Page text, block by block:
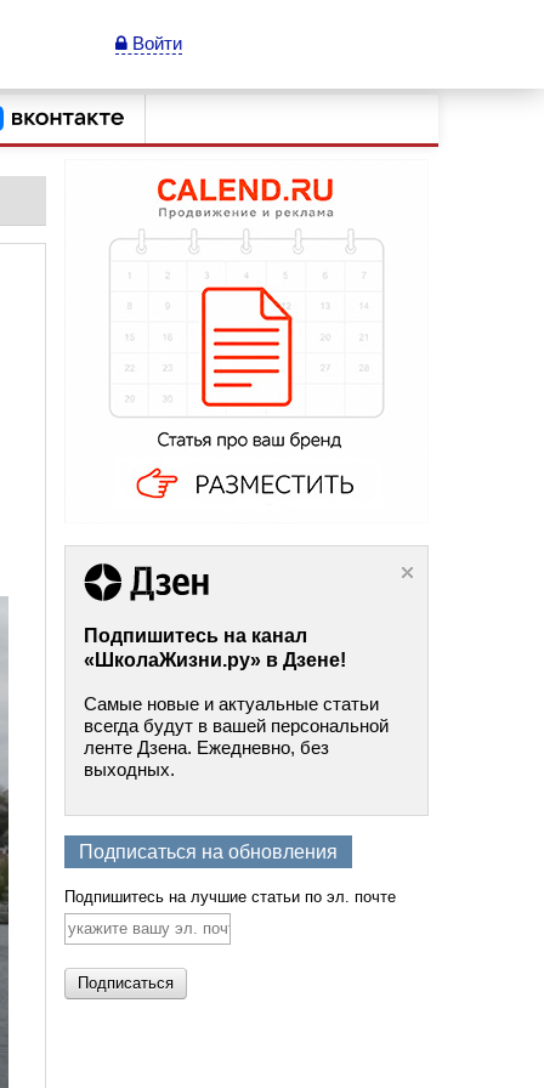
Войти
Подпишитесь на канал
«ШколаЖизни.ру» в Дзене!
Самые новые и актуальные статьи
всегда будут в вашей персональной
ленте Дзена. Ежедневно, без
выходных.
Подписаться на обновления
Подпишитесь на лучшие статьи по эл. почте